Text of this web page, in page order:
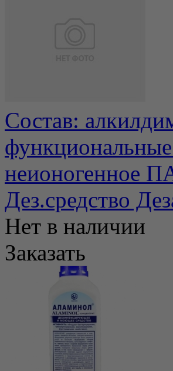
Состав:
неионогенное
Дез.средство
Нет в наличии
Заказать